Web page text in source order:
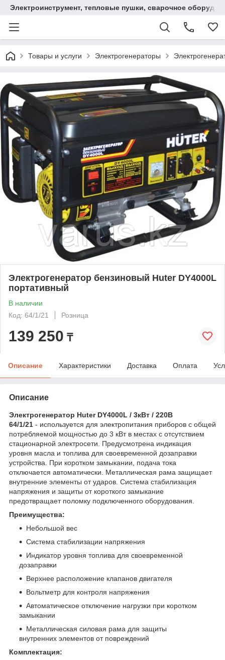
Электроинструмент, тепловые пушки, сварочное
Товары и услуги Электрогенераторы
Электрогенератор бензиновый Huter DY4000L
портативный
В наличии
Код: 64/1/21
Розница
139 250 ₸
Описание Характеристики Доставка Оплата
Описание
Электрогенератор Huter DY4000L / 3кВт / 220В
64/1/21 - используется для электропитания приборов с общей
потребляемой мощностью до 3 кВт в местах с отсутствием
стационарной электросети. Предусмотрена индикация
уровня масла и топлива для своевременной дозаправки
устройства. При коротком замыкании, подача тока
отключается автоматически. Металлическая рама защищает
внутренние элементы от ударов. Система стабилизация
напряжения и защиты от короткого замыкание
предотвращает поломку подключенного оборудования.
Преимущества:
Небольшой вес
Система стабилизации напряжения
Индикатор уровня топлива для своевременной
дозаправки
Верхнее расположение клапанов двигателя
Вольтметр для контроля напряжения
Автоматическое отключение нагрузки при коротком
замыкании
Металлическая силовая рама для защиты
внутренних элементов от повреждений
Комплектация: